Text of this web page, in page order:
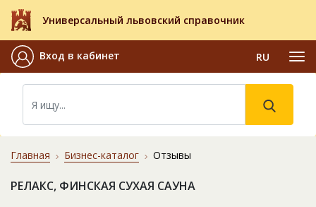
Универсальный львовский справочник
Вход в кабинет RU
Главная Бизнес-каталог Отзывы
РЕЛАКС, ФИНСКАЯ СУХАЯ САУНА